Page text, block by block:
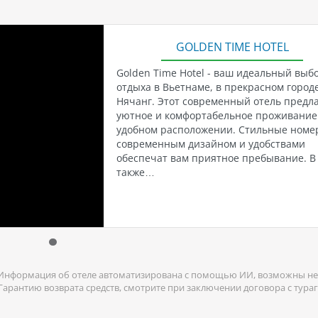
GOLDEN TIME HOTEL
Golden Time Hotel - ваш идеальный
отдыха в Вьетнаме, в прекрасном
Нячанг. Этот современный отель
уютное и комфортабельное
удобном расположении. Стильные
современным дизайном и удобствами
обеспечат вам приятное пребывание. В
также…
об отеле автоматизирована с помощью ИИ, возможны
возврата средств, смотрите при заключении договора с